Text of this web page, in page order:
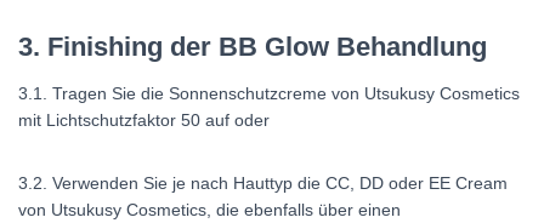
3. Finishing der BB Glow Behandlung
3.1. Tragen Sie die Sonnenschutzcreme von Utsukusy Cosmetics
mit Lichtschutzfaktor 50 auf oder
3.2. Verwenden Sie je nach Hauttyp die CC, DD oder EE Cream
von Utsukusy Cosmetics, die ebenfalls über einen